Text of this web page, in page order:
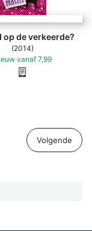
op de verkeerde?
(2014)
vanaf 7,99
Volgende